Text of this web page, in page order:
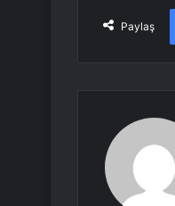
Paylaş